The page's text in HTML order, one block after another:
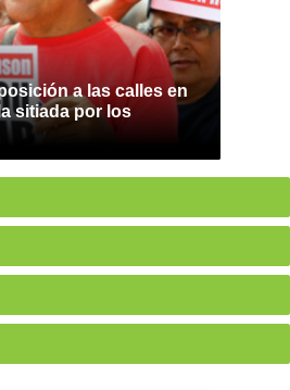
a las calles en
sitiada por los